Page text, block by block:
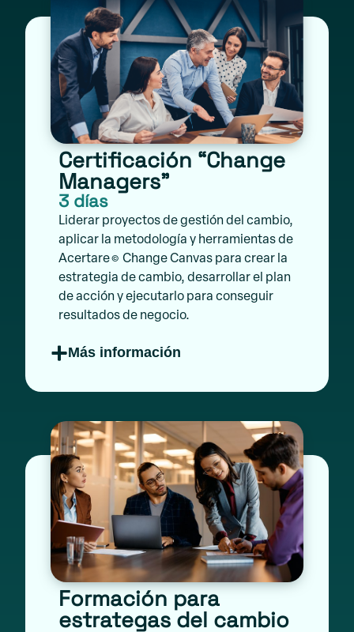
Certificación “Change
Managers”
3 días
Liderar proyectos de gestión del cambio,
aplicar la metodología y herramientas de
Acertare© Change Canvas para crear la
estrategia de cambio, desarrollar el plan
de acción y ejecutarlo para conseguir
resultados de negocio.
Más información
Formación para
estrategas del cambio